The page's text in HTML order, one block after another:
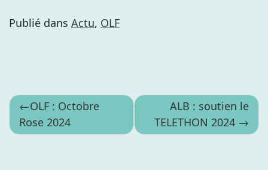
Publié dans Actu, OLF
Navigation
de
OLF : Octobre
Rose 2024
ALB : soutien le
TELETHON 2024